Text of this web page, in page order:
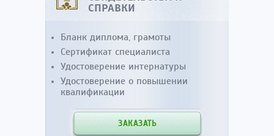
СПРАВКИ
Бланк диплома, грамоты
Сертификат специалиста
Удостоверение интернатуры
Удостоверение о повышении
квалификации
ЗАКАЗАТЬ